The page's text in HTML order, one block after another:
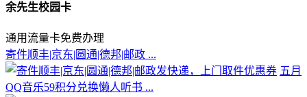
余先生校园卡
通用流量卡免费办理
寄件顺丰|京东|圆通|德邦|邮政 ...
五月
QQ音乐59积分兑换懒人听书 ...